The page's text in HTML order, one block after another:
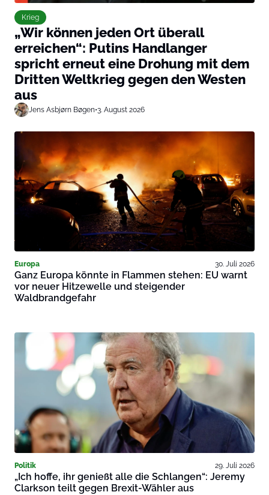
Krieg
„Wir können jeden Ort überall
erreichen“: Putins Handlanger
spricht erneut eine Drohung mit dem
Dritten Weltkrieg gegen den Westen
aus
Jens Asbjørn Bøgen•3. August 2026
Europa 30. Juli 2026
Ganz Europa könnte in Flammen stehen: EU warnt
vor neuer Hitzewelle und steigender
Waldbrandgefahr
Politik 29. Juli 2026
„Ich hoffe, ihr genießt alle die Schlangen“: Jeremy
Clarkson teilt gegen Brexit-Wähler aus